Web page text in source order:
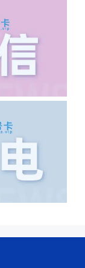
来你在
在哪